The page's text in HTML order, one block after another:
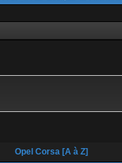
Opel Corsa [A à Z]